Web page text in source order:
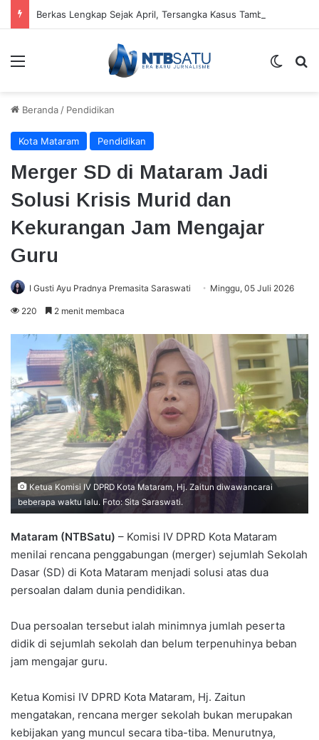
Menu
Beranda / Pendidikan
Kota Mataram Pendidikan
Merger SD di Mataram Jadi
Solusi Krisis Murid dan
Kekurangan Jam Mengajar
Guru
I Gusti Ayu Pradnya Premasita Saraswati Minggu, 05 Juli 2026
220 2 menit membaca
Ketua Komisi IV DPRD Kota Mataram, Hj. Zaitun diwawancarai
beberapa waktu lalu. Foto: Sita Saraswati.
Mataram (NTBSatu) – Komisi IV DPRD Kota Mataram
menilai rencana penggabungan (merger) sejumlah Sekolah
Dasar (SD) di Kota Mataram menjadi solusi atas dua
persoalan dalam dunia pendidikan.
Dua persoalan tersebut ialah minimnya jumlah peserta
didik di sejumlah sekolah dan belum terpenuhinya beban
jam mengajar guru.
Ketua Komisi IV DPRD Kota Mataram, Hj. Zaitun
mengatakan, rencana merger sekolah bukan merupakan
kebijakan yang muncul secara tiba-tiba. Menurutnya,